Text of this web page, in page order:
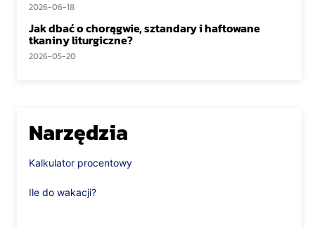
2026-06-18
Jak dbać o chorągwie, sztandary i haftowane
tkaniny liturgiczne?
2026-05-20
Narzędzia
Kalkulator procentowy
Ile do wakacji?